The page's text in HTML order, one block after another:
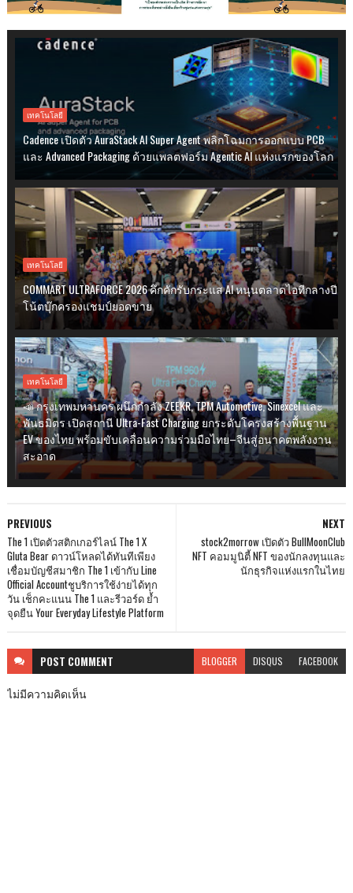
เทคโนโลยี
Cadence เปิดตัว AuraStack AI Super Agent พลิกโฉมการออกแบบ PCB
และ Advanced Packaging ด้วยแพลตฟอร์ม Agentic AI แห่งแรกของโลก
เทคโนโลยี
COMMART ULTRAFORCE 2026 คึกคักรับกระแส AI หนุนตลาดไอทีกลางปี
โน้ตบุ๊กครองแชมป์ยอดขาย
เทคโนโลยี
📣 กรุงเทพมหานคร ผนึกกำลัง ZEEKR, TPM Automotive, Sinexcel และ
พันธมิตร เปิดสถานี Ultra-Fast Charging ยกระดับโครงสร้างพื้นฐาน
EV ของไทย พร้อมขับเคลื่อนความร่วมมือไทย–จีนสู่อนาคตพลังงาน
สะอาด
NEXT
stock2morrow เปิดตัว BulIMoonClub
NFT คอมมูนิตี้ NFT ของนักลงทุนและ
นักธุรกิจแห่งแรกในไทย
PREVIOUS
The 1 เปิดตัวสติกเกอร์ไลน์ The 1 X
Gluta Bear ดาวน์โหลดได้ทันทีเพียง
เชื่อมบัญชีสมาชิก The 1 เข้ากับ Line
Official Accountชูบริการใช้ง่ายได้ทุก
วัน เช็กคะแนน The 1 และรีวอร์ด ย้ำ
จุดยืน Your Everyday Lifestyle Platform
POST COMMENT BLOGGER DISQUS FACEBOOK
ไม่มีความคิดเห็น